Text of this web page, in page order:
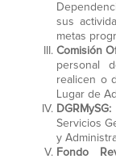
sus
metas
Comisión
personal
realicen o
Lugar de
DGRMySG:
Servicios
y
Fondo